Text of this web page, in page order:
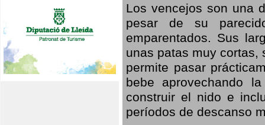
Los vencejos son una
pesar de su
emparentados. Sus
unas patas muy cortas,
permite pasar
bebe aprovechando
construir el nido e
períodos de descanso